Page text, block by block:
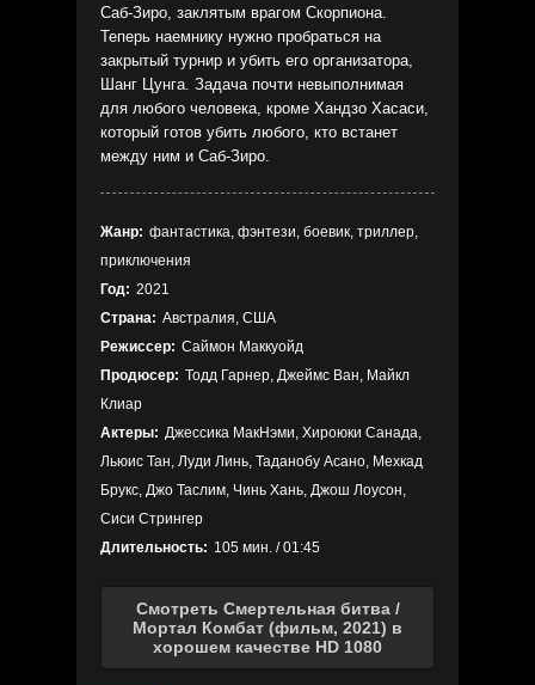
Саб-Зиро, заклятым врагом Скорпиона.
Теперь наемнику нужно пробраться на
закрытый турнир и убить его организатора,
Шанг Цунга. Задача почти невыполнимая
для любого человека, кроме Хандзо Хасаси,
который готов убить любого, кто встанет
между ним и Саб-Зиро.
Жанр: фантастика, фэнтези, боевик, триллер,
приключения
Год: 2021
Страна: Австралия, США
Режиссер: Саймон Маккуойд
Продюсер: Тодд Гарнер, Джеймс Ван, Майкл
Клиар
Актеры: Джессика МакНэми, Хироюки Санада,
Льюис Тан, Луди Линь, Таданобу Асано, Мехкад
Брукс, Джо Таслим, Чинь Хань, Джош Лоусон,
Сиси Стрингер
Длительность: 105 мин. / 01:45
Смотреть Смертельная битва /
Мортал Комбат (фильм, 2021) в
хорошем качестве HD 1080